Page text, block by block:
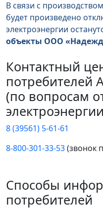
В связи с
будет произведено
электроэнергии
объекты ООО
Контактный
потребителей
(по вопросам
8 (39561) 5-61-61
8-800-301-33-53(звонок
Способы
потребителей